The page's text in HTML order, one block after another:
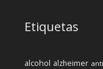
Etiquetas
alcohol alzheimer